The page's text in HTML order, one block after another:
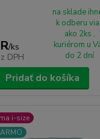
/ks
DPH
na sklade
k odberu
ako 2ks ,
kuriérom u
do 2 dní
Pridať do košíka
i-size